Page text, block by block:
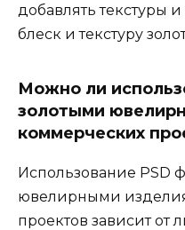
добавлять текстуры
блеск и текстуру
Можно ли
золотыми
коммерческих
Использование PSD
ювелирными
проектов зависит от